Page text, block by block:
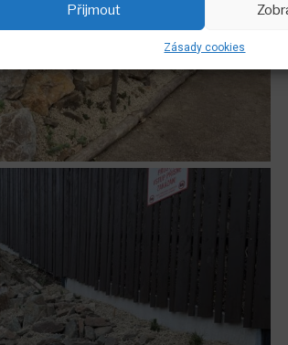
Přijmout
Zásady cookies